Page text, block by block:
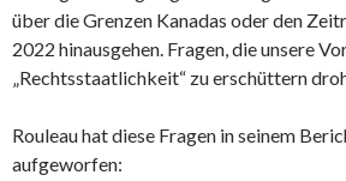
über die Grenzen Kanadas oder den
2022 hinausgehen. Fragen, die unsere
„Rechtsstaatlichkeit“ zu erschüttern
Rouleau hat diese Fragen in seinem
aufgeworfen: